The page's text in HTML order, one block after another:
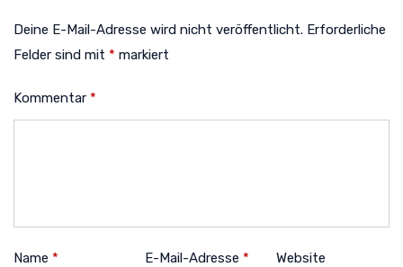
Deine E-Mail-Adresse wird nicht veröffentlicht. Erforderliche
Felder sind mit * markiert
Kommentar *
Name * E-Mail-Adresse * Website